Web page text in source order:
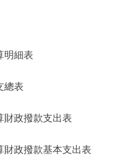
細表
表
政撥款支出表
政撥款基本支出表